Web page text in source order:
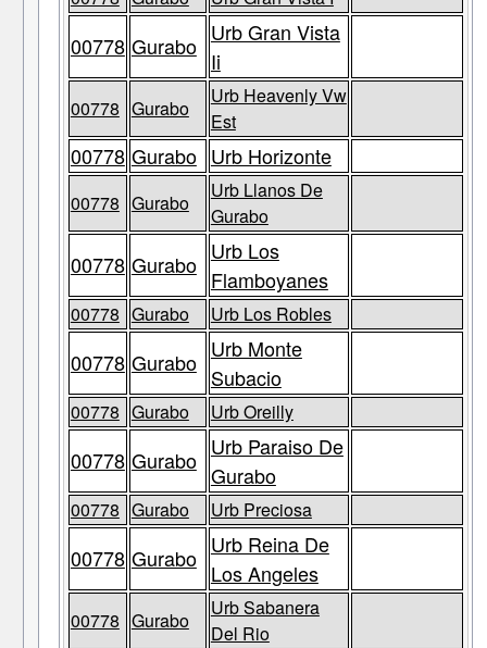
00778 Gurabo Urb Gran Vista
Ii
00778 Gurabo
Urb Heavenly Vw
Est
00778 Gurabo Urb Horizonte
00778 Gurabo
Urb Llanos De
Gurabo
00778 Gurabo Urb Los
Flamboyanes
00778 Gurabo Urb Los Robles
00778 Gurabo Urb Monte
Subacio
00778 Gurabo Urb Oreilly
00778 Gurabo Urb Paraiso De
Gurabo
00778 Gurabo Urb Preciosa
00778 Gurabo Urb Reina De
Los Angeles
00778 Gurabo
Urb Sabanera
Del Rio